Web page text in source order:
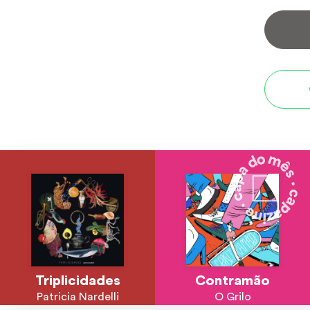
Triplicidades
Patricia Nardelli
Contramão
O Grilo